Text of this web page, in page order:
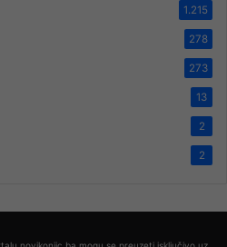
1.215
278
273
13
2
2
novikonjic.ba mogu se preuzeti isključivo uz